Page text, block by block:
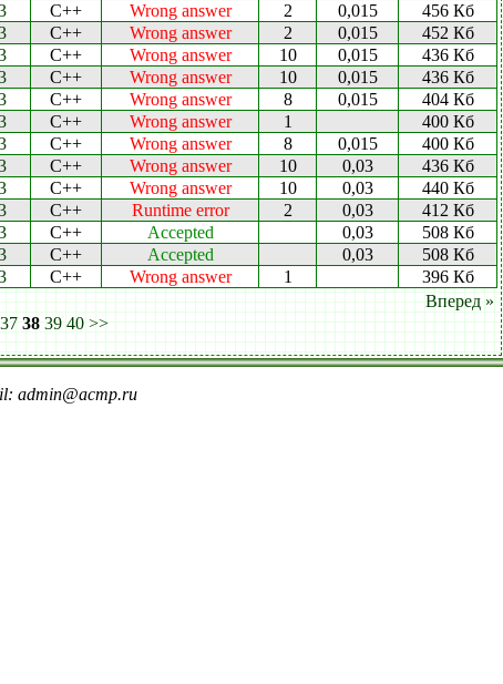
C++ Wrong answer 2 0,015
456 Кб
C++ Wrong answer 2 0,015
452 Кб
C++ Wrong answer 10 0,015
436 Кб
C++ Wrong answer 10 0,015
436 Кб
C++ Wrong answer 8 0,015
404 Кб
C++ Wrong answer 1
400 Кб
C++ Wrong answer 8 0,015
400 Кб
C++ Wrong answer 10 0,03
436 Кб
C++ Wrong answer 10 0,03
440 Кб
C++ Runtime error 2 0,03
412 Кб
C++ Accepted 0,03
508 Кб
C++ Accepted 0,03
508 Кб
C++ Wrong answer 1
396 Кб
Вперед »
37 38 39 40 >>
admin@acmp.ru